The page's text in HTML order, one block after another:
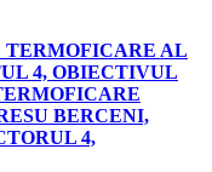
AL
4, OBIECTIVUL
BERCENI,
4,